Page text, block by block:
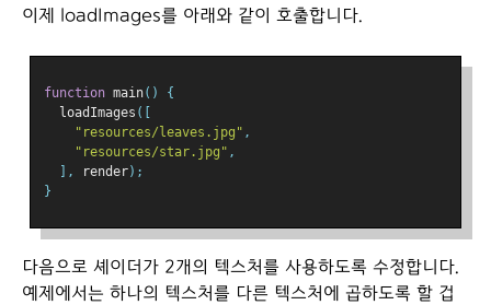
이제 loadImages를 아래와 같이 호출합니다.
function main()
{
  loadImages
([
"resources/leaves.jpg" ,
"resources/star.jpg" ,
],
render);
}
다음으로 셰이더가 2개의 텍스처를 사용하도록 수정합니다.
예제에서는 하나의 텍스처를 다른 텍스처에 곱하도록 할 겁